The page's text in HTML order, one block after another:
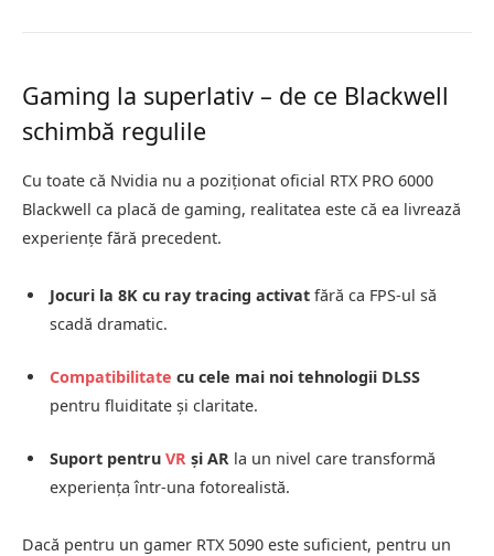
Gaming la superlativ – de ce Blackwell
schimbă regulile
Cu toate că Nvidia nu a poziționat oficial RTX PRO 6000
Blackwell ca placă de gaming, realitatea este că ea livrează
experiențe fără precedent.
Jocuri la 8K cu ray tracing activat fără ca FPS-ul să
scadă dramatic.
Compatibilitate cu cele mai noi tehnologii DLSS
pentru fluiditate și claritate.
Suport pentru VR și AR la un nivel care transformă
experiența într-una fotorealistă.
Dacă pentru un gamer RTX 5090 este suficient, pentru un